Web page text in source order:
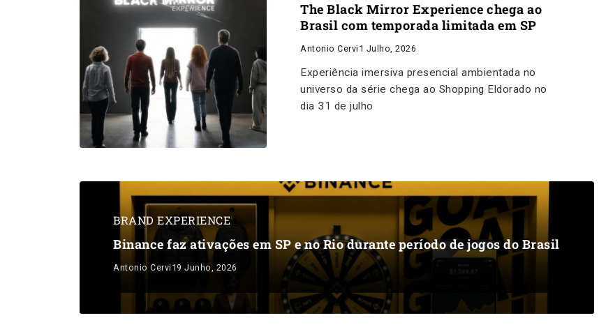
The Black Mirror Experience chega ao
Brasil com temporada limitada em SP
Antonio Cervi 1 Julho, 2026
Experiência imersiva presencial ambientada no
universo da série chega ao Shopping Eldorado no
dia 31 de julho
BRAND EXPERIENCE
Binance faz ativações em SP e no Rio durante período de jogos do Brasil
Antonio Cervi 19 Junho, 2026